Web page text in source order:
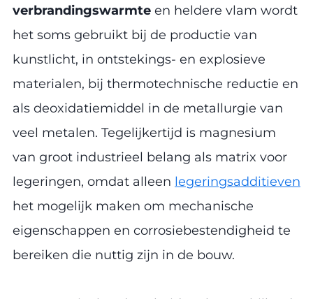
verbrandingswarmte en heldere vlam wordt
het soms gebruikt bij de productie van
kunstlicht, in ontstekings- en explosieve
materialen, bij thermotechnische reductie en
als deoxidatiemiddel in de metallurgie van
veel metalen. Tegelijkertijd is magnesium
van groot industrieel belang als matrix voor
legeringen, omdat alleen legeringsadditieven
het mogelijk maken om mechanische
eigenschappen en corrosiebestendigheid te
bereiken die nuttig zijn in de bouw.